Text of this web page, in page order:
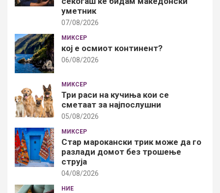
уметник
07/08/2026
МИКСЕР
кој е осмиот континент?
06/08/2026
МИКСЕР
Три раси на кучиња кои се
сметаат за најпослушни
05/08/2026
МИКСЕР
Стар марокански трик може да го
разлади домот без трошење
струја
04/08/2026
НИЕ